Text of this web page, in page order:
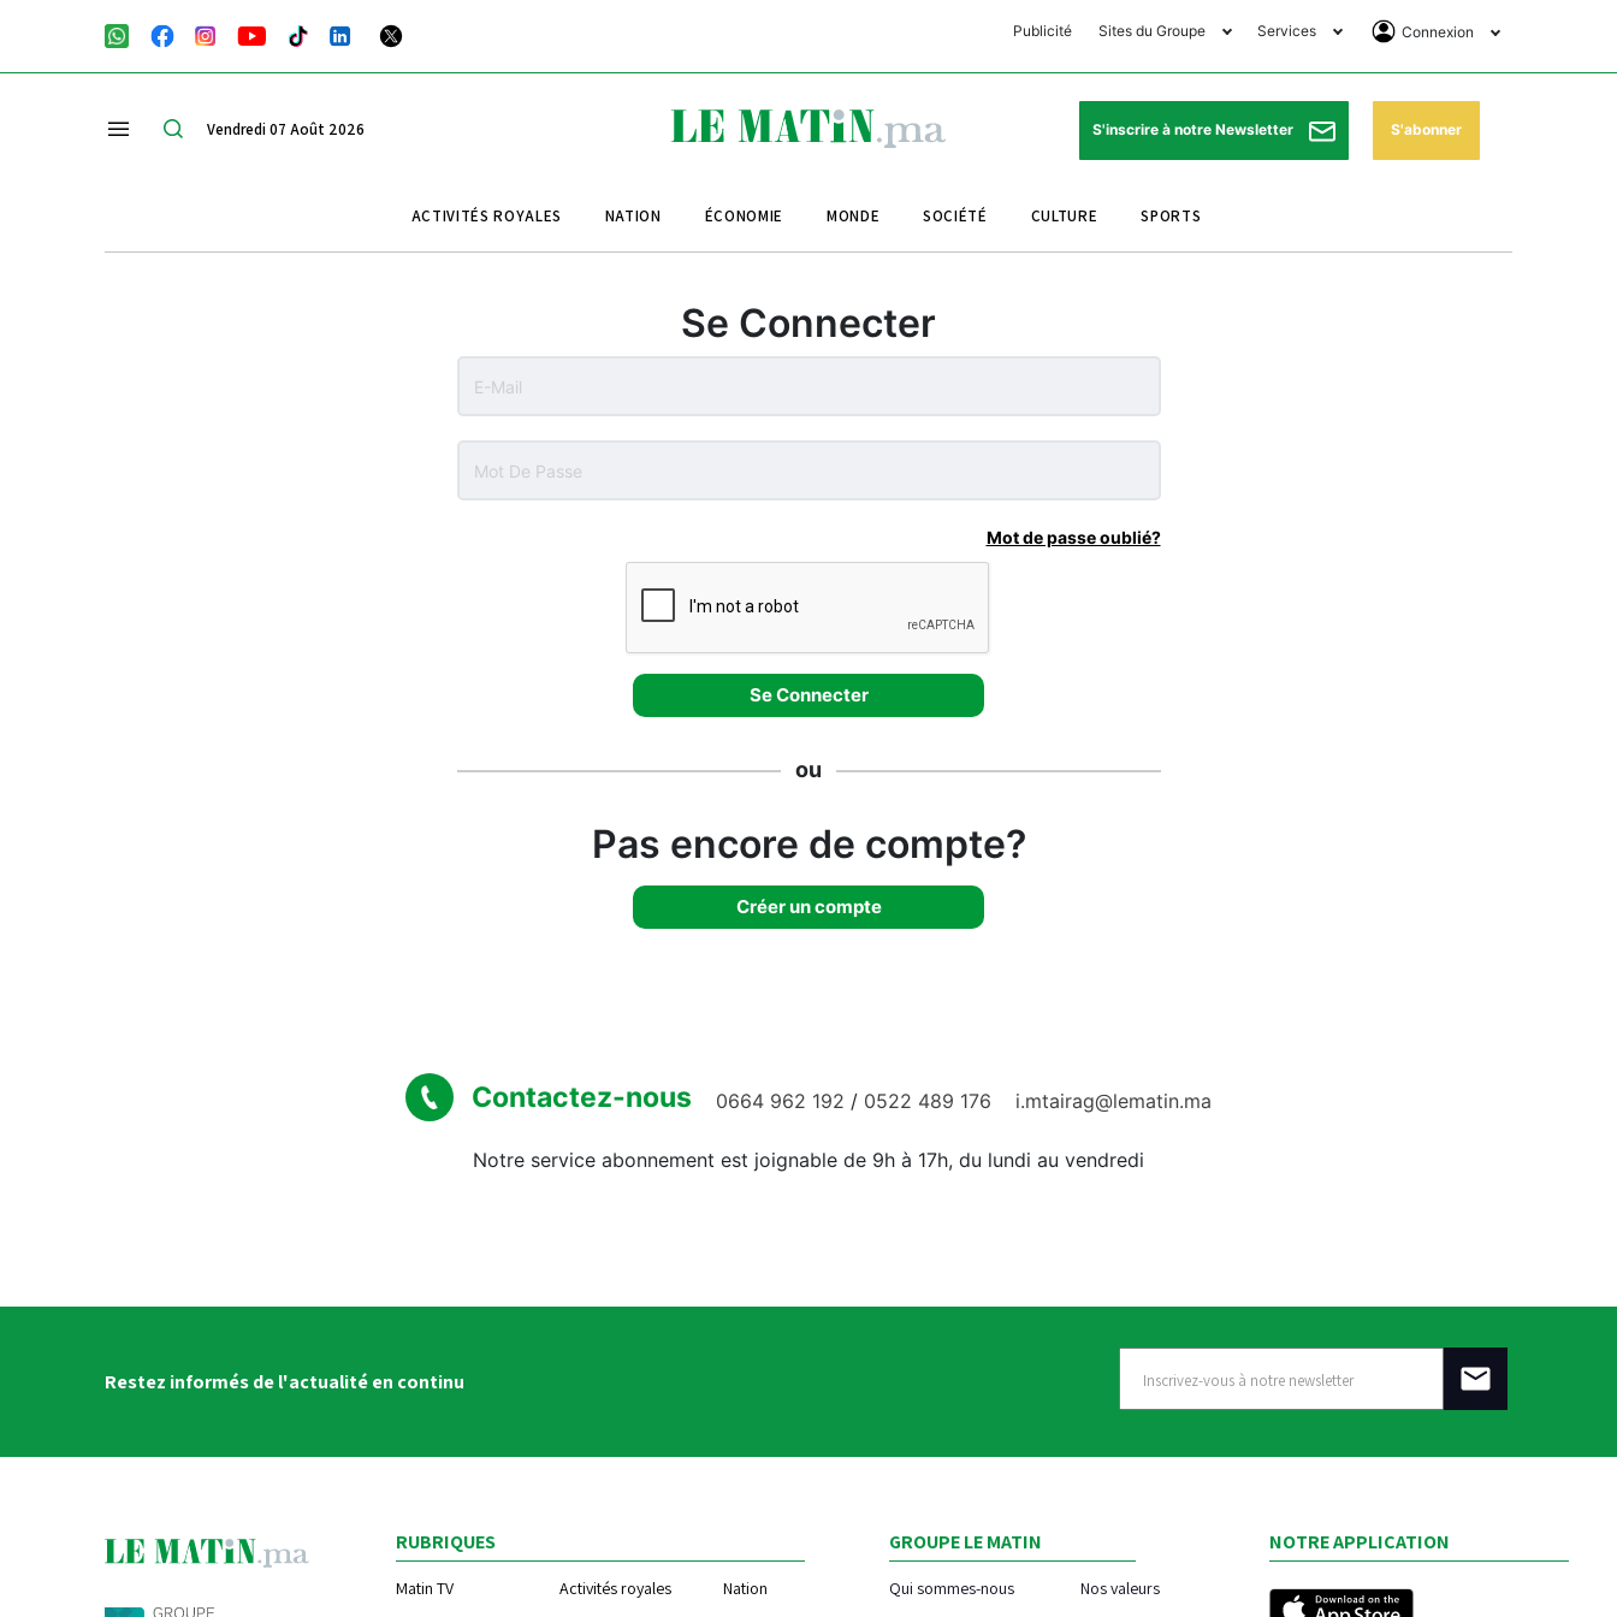
Publicité Sites du Groupe
Club Avantages
Le Matin Sports
Le Matin Store
Services
Horaires de prières
Pharmacies de garde
Programme TV
Connexion
Se Connecter
Abonnement
Vendredi 07 Août 2026 S'inscrire à notre Newsletter S'abonner
ACTIVITÉS ROYALES NATION ÉCONOMIE MONDE SOCIÉTÉ CULTURE SPORTS
Se Connecter
Mot de passe oublié?
ou
Pas encore de compte?
Créer un compte
Contactez-nous 0664 962 192 / 0522 489 176 i.mtairag@lematin.ma
Notre service abonnement est joignable de 9h à 17h, du lundi au vendredi
Restez informés de l'actualité en continu
RUBRIQUES
Matin TV Activités royales
Nation
GROUPE LE MATIN
Qui sommes-nous Nos valeurs
NOTRE APPLICATION